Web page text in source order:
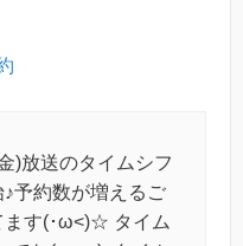
)放送のタイムシフ
♪予約数が増えるご
ます(･ω<)☆ タイム